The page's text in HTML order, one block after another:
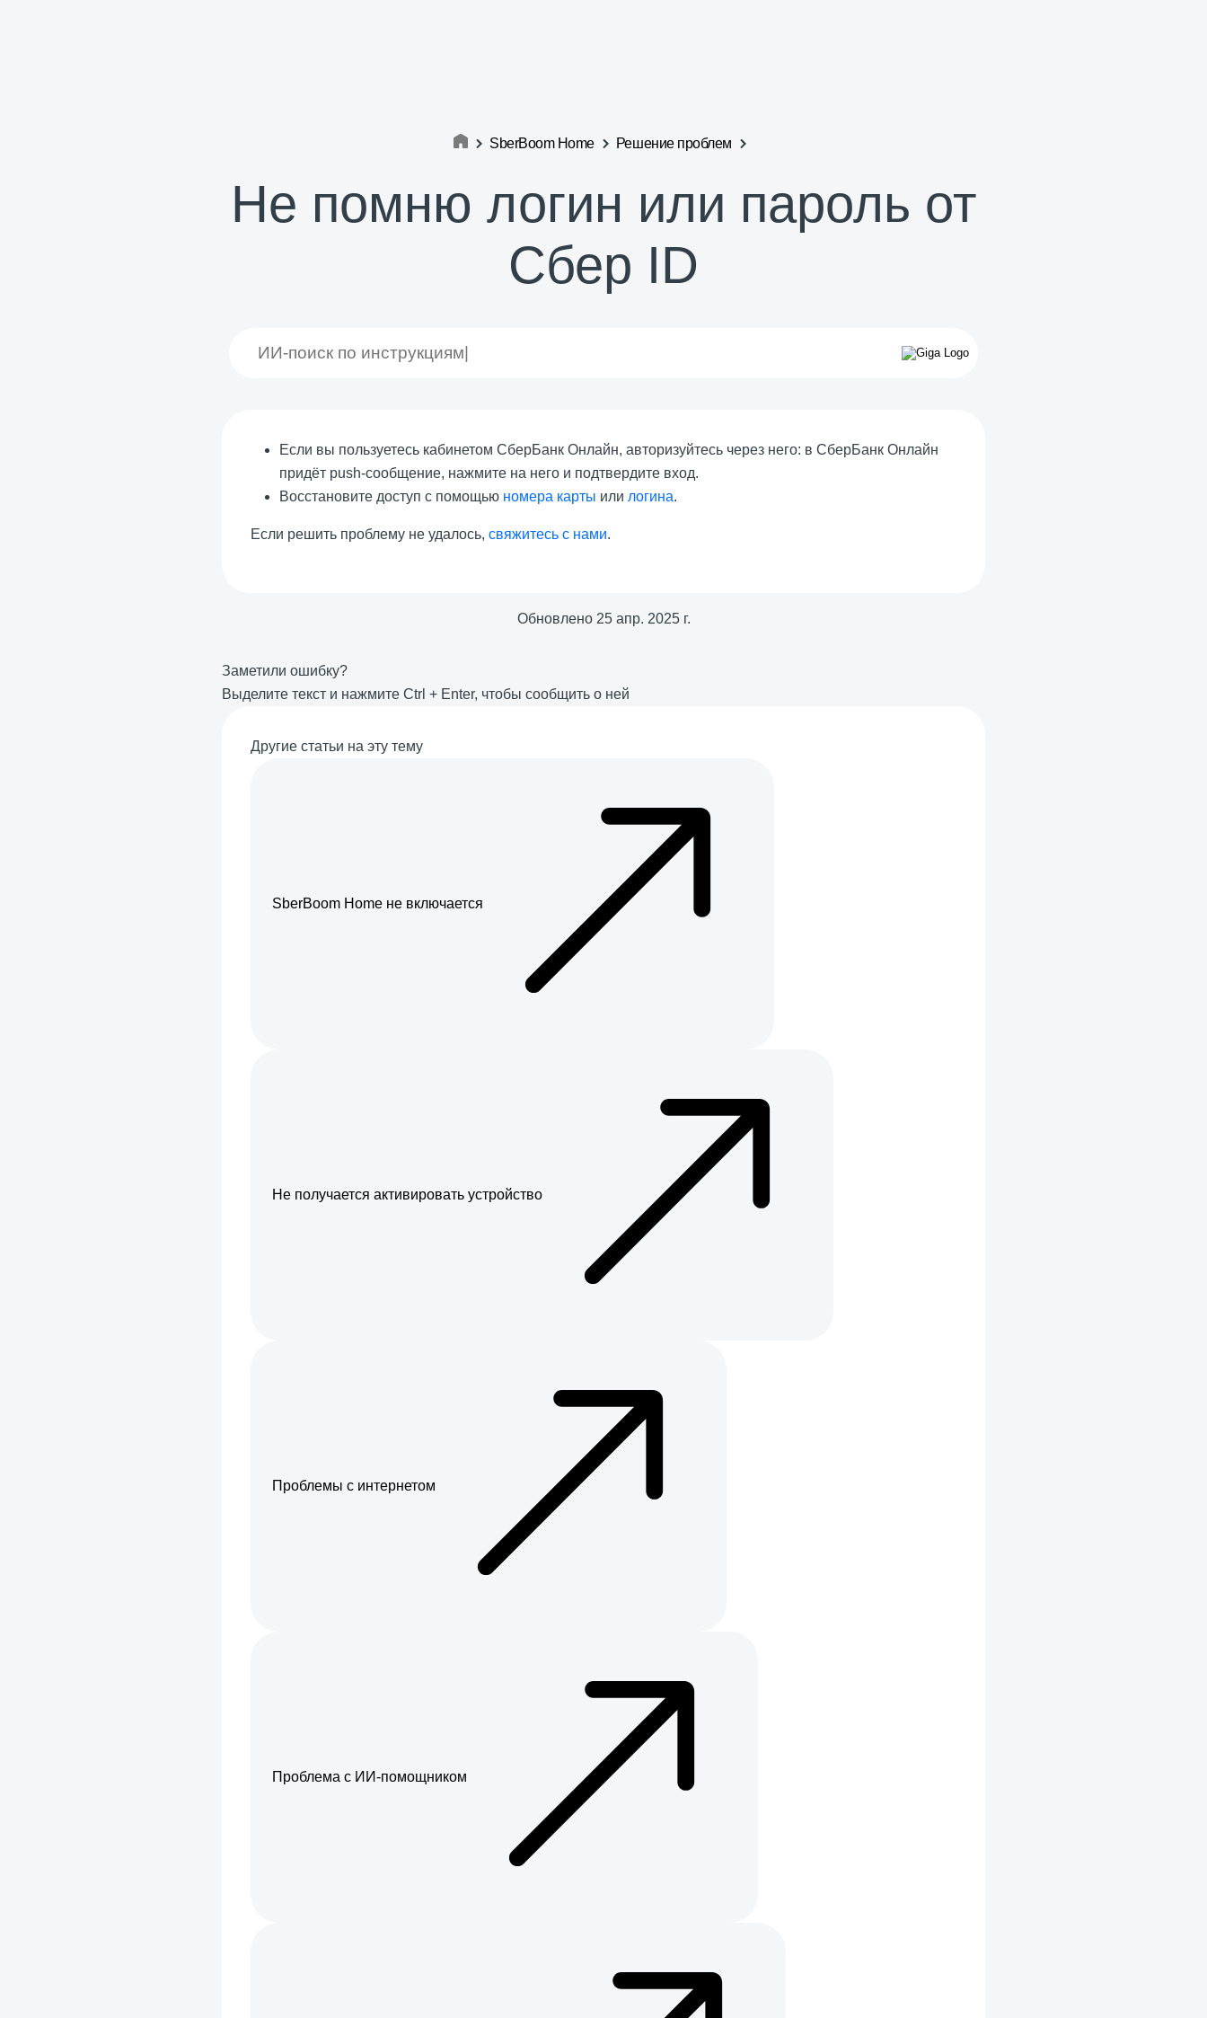
SberBoom Home Решение проблем
Не помню логин или пароль от
Сбер ID
Если вы пользуетесь кабинетом СберБанк Онлайн, авторизуйтесь через него: в СберБанк Онлайн
придёт push-сообщение, нажмите на него и подтвердите вход.
Восстановите доступ с помощью номера карты или логина.
Если решить проблему не удалось, свяжитесь с нами.
Обновлено 25 апр. 2025 г.
Заметили ошибку?
Выделите текст и нажмите Ctrl + Enter, чтобы сообщить о ней
Другие статьи на эту тему
SberBoom Home не включается
Не получается активировать устройство
Проблемы с интернетом
Проблема с ИИ-помощником